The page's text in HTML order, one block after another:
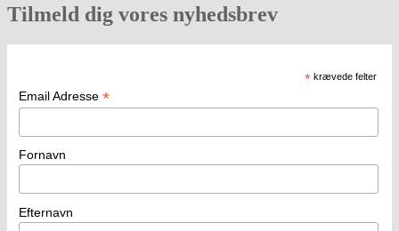
Tilmeld dig vores nyhedsbrev
* krævede felter
Email Adresse *
Fornavn
Efternavn